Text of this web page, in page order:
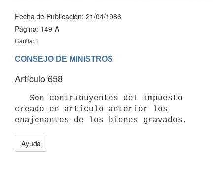
Fecha de Publicación: 21/04/1986
Página: 149-A
Carilla: 1
CONSEJO DE MINISTROS
Artículo 658
creado en artículo anterior los
enajenantes de los bienes gravados.
Ayuda